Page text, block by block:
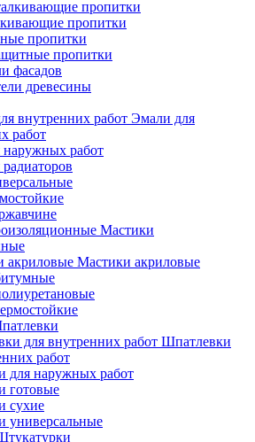
пропитки
пропитки
пропитки
фасадов
древесины
Эмали для
работ
работ
Мастики
Мастики акриловые
Шпатлевки
работ
для наружных работ
готовые
сухие
универсальные